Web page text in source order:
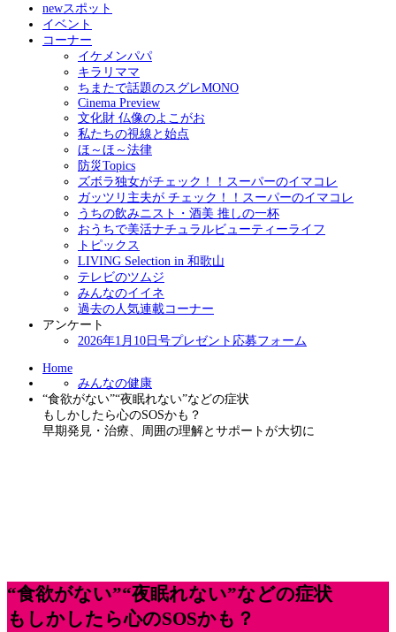
newスポット
イベント
コーナー
イケメンパパ
キラリママ
ちまたで話題のスグレMONO
Cinema Preview
文化財 仏像のよこがお
私たちの視線と始点
ほ～ほ～法律
防災Topics
ズボラ独女がチェック！！スーパーのイマコレ
ガッツリ主夫が チェック！！スーパーのイマコレ
うちの飲みニスト・酒美 推しの一杯
おうちで美活ナチュラルビューティーライフ
トピックス
LIVING Selection in 和歌山
テレビのツムジ
みんなのイイネ
過去の人気連載コーナー
アンケート
2026年1月10日号プレゼント応募フォーム
Home
みんなの健康
“食欲がない”“夜眠れない”などの症状
もしかしたら心のSOSかも？
早期発見・治療、周囲の理解とサポートが大切に
“食欲がない”“夜眠れない”などの症状
もしかしたら心のSOSかも？